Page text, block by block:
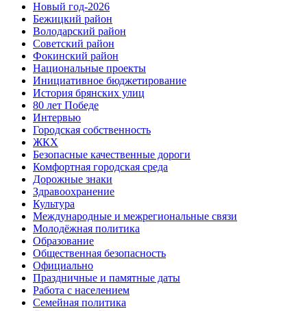
Новый год-2026
Бежицкий район
Володарский район
Советский район
Фокинский район
Национальные проекты
Инициативное бюджетирование
История брянских улиц
80 лет Победе
Интервью
Городская собственность
ЖКХ
Безопасные качественные дороги
Комфортная городская среда
Дорожные знаки
Здравоохранение
Культура
Международные и межрегиональные связи
Молодёжная политика
Образование
Общественная безопасность
Официально
Праздничные и памятные даты
Работа с населением
Семейная политика